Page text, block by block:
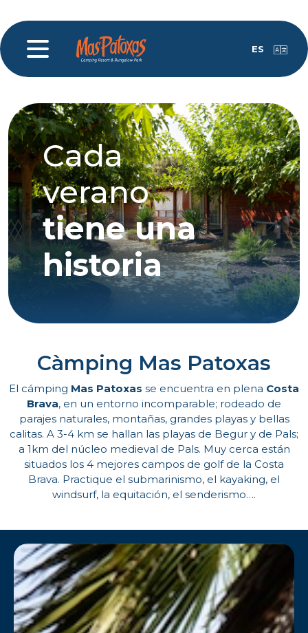
ES
Cada
verano
tiene una
historia
Càmping Mas Patoxas
El cámping Mas Patoxas se encuentra en plena Costa
Brava, en un entorno incomparable; rodeado de
parajes naturales, montañas, grandes playas y bellas
calitas. A 3-4 km se hallan las playas de Begur y de Pals;
a 1km del núcleo medieval de Pals. Muy cerca están
situados los 4 mejores campos de golf de la Costa
Brava. Practique el submarinismo, el kayaking, el
windsurf, la equitación, el senderismo….